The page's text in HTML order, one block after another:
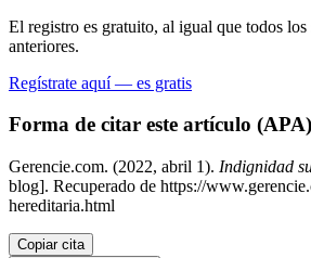
El registro es gratuito, al igual que todos
anteriores.
Regístrate aquí — es gratis
Forma de citar este artículo
Gerencie.com. (2022, abril 1). Indignidad
blog]. Recuperado de https://
hereditaria.html
Copiar cita